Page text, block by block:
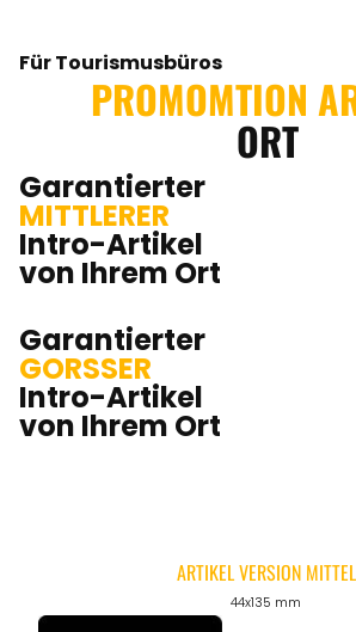
Für Tourismusbüros
PROMOMTION
ORT
Garantierter
MITTLERER
Intro-Artikel
von Ihrem Ort
Garantierter
GORSSER
Intro-Artikel
von Ihrem Ort
ARTIKEL VERSION
44x135 mm